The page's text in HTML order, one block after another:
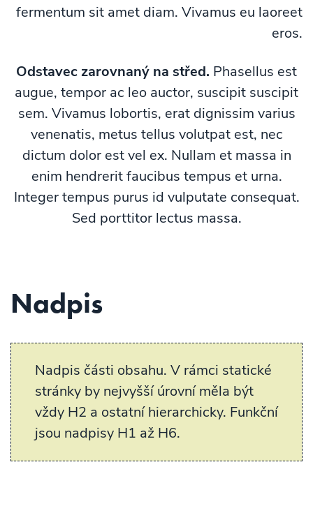
fermentum sit amet diam. Vivamus eu laoreet
eros.
Odstavec zarovnaný na střed. Phasellus est
augue, tempor ac leo auctor, suscipit suscipit
sem. Vivamus lobortis, erat dignissim varius
venenatis, metus tellus volutpat est, nec
dictum dolor est vel ex. Nullam et massa in
enim hendrerit faucibus tempus et urna.
Integer tempus purus id vulputate consequat.
Sed porttitor lectus massa.
Nadpis
Nadpis části obsahu. V rámci statické
stránky by nejvyšší úrovní měla být
vždy H2 a ostatní hierarchicky. Funkční
jsou nadpisy H1 až H6.